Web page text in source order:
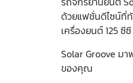
ด้วยแฟชั่นดีไซน์ที่ทั
เครื่องยนต์ 125
Solar Groove ม
ของคุณ